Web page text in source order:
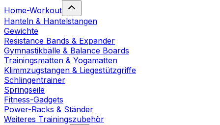
Home-Workout
Hanteln & Hantelstangen
Gewichte
Resistance Bands & Expander
Gymnastikbälle & Balance Boards
Trainingsmatten & Yogamatten
Klimmzugstangen & Liegestützgriffe
Schlingentrainer
Springseile
Fitness-Gadgets
Power-Racks & Ständer
Weiteres Trainingszubehör